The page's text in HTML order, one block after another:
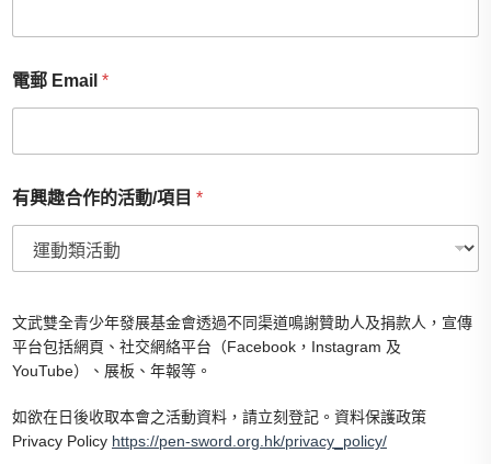
電郵 Email *
興
趣
動
/
項
o
f
t
有興趣合作的活動/項目 *
郵
有
興
趣
作
的
文武雙全青少年發展基金會透過不同渠道鳴謝贊助人及捐款人，宣傳
平台包括網頁、社交網絡平台（Facebook，Instagram 及
YouTube）、展板、年報等。
如欲在日後收取本會之活動資料，請立刻登記。資料保護政策
Privacy Policy https://pen-sword.org.hk/privacy_policy/